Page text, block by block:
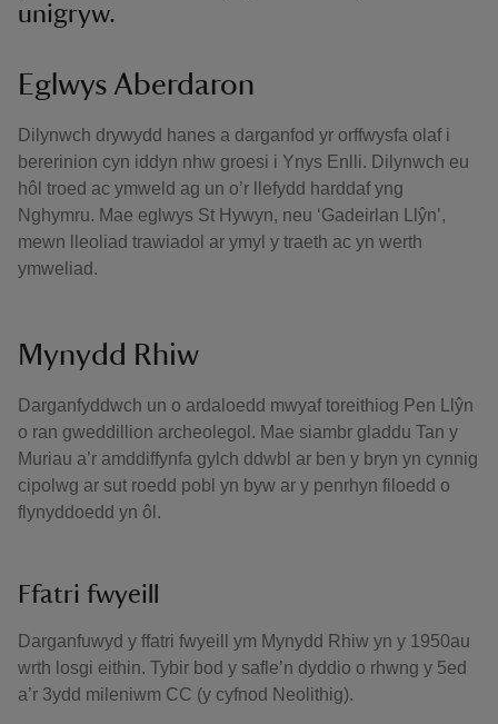
unigryw.
Eglwys Aberdaron
Dilynwch drywydd hanes a darganfod yr orffwysfa olaf i
bererinion cyn iddyn nhw groesi i Ynys Enlli. Dilynwch eu
hôl troed ac ymweld ag un o’r llefydd harddaf yng
Nghymru. Mae eglwys St Hywyn, neu ‘Gadeirlan Llŷn’,
mewn lleoliad trawiadol ar ymyl y traeth ac yn werth
ymweliad.
Mynydd Rhiw
Darganfyddwch un o ardaloedd mwyaf toreithiog Pen Llŷn
o ran gweddillion archeolegol. Mae siambr gladdu Tan y
Muriau a’r amddiffynfa gylch ddwbl ar ben y bryn yn cynnig
cipolwg ar sut roedd pobl yn byw ar y penrhyn filoedd o
flynyddoedd yn ôl.
Ffatri fwyeill
Darganfuwyd y ffatri fwyeill ym Mynydd Rhiw yn y 1950au
wrth losgi eithin. Tybir bod y safle’n dyddio o rhwng y 5ed
a’r 3ydd mileniwm CC (y cyfnod Neolithig).